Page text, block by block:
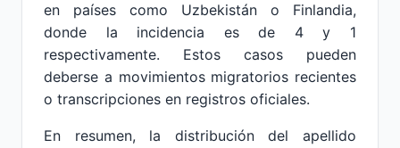
en países como Uzbekistán o Finlandia,
donde la incidencia es de 4 y 1
respectivamente. Estos casos pueden
deberse a movimientos migratorios recientes
o transcripciones en registros oficiales.
En resumen, la distribución del apellido